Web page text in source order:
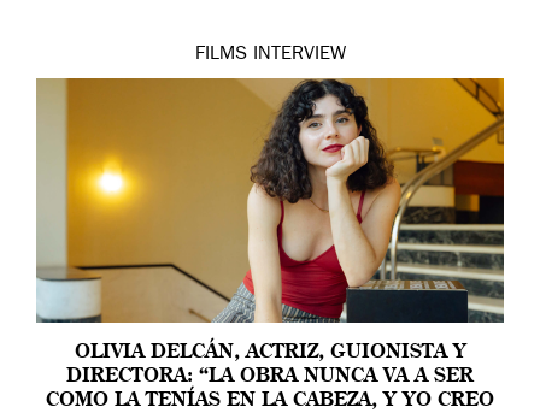
FILMS INTERVIEW
OLIVIA DELCÁN, ACTRIZ, GUIONISTA Y
DIRECTORA: “LA OBRA NUNCA VA A SER
COMO LA TENÍAS EN LA CABEZA, Y YO CREO